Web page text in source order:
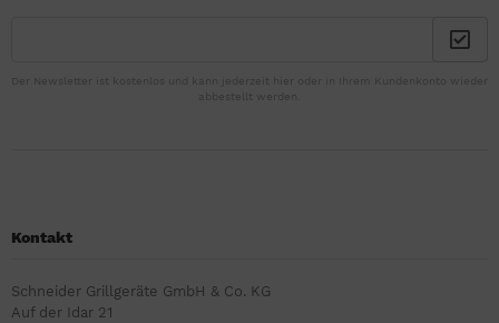
Der Newsletter ist kostenlos und kann jederzeit hier oder in Ihrem Kundenkonto wieder
abbestellt werden.
Kontakt
Schneider Grillgeräte GmbH & Co. KG
Auf der Idar 21